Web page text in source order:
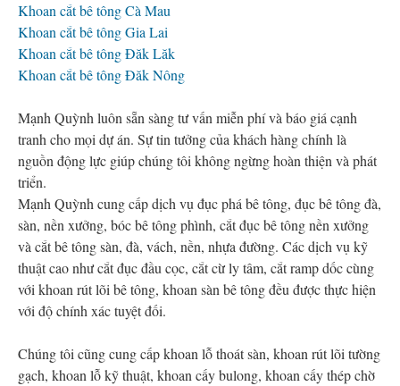
Khoan cắt bê tông Cà Mau
Khoan cắt bê tông Gia Lai
Khoan cắt bê tông Đăk Lăk
Khoan cắt bê tông Đăk Nông
Mạnh Quỳnh luôn sẵn sàng tư vấn miễn phí và báo giá cạnh
tranh cho mọi dự án. Sự tin tưởng của khách hàng chính là
nguồn động lực giúp chúng tôi không ngừng hoàn thiện và phát
triển.
Mạnh Quỳnh cung cấp dịch vụ đục phá bê tông, đục bê tông đà,
sàn, nền xưởng, bóc bê tông phình, cắt đục bê tông nền xưởng
và cắt bê tông sàn, đà, vách, nền, nhựa đường. Các dịch vụ kỹ
thuật cao như cắt đục đầu cọc, cắt cừ ly tâm, cắt ramp dốc cùng
với khoan rút lõi bê tông, khoan sàn bê tông đều được thực hiện
với độ chính xác tuyệt đối.
Chúng tôi cũng cung cấp khoan lỗ thoát sàn, khoan rút lõi tường
gạch, khoan lỗ kỹ thuật, khoan cấy bulong, khoan cấy thép chờ